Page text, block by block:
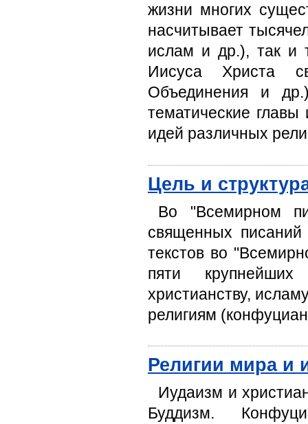
жизни многих
насчитывает
ислам и др.), так и
Иисуса Христа
Объединения и
тематические
идей различных
Цель и
Во "Всемирном
священных
текстов во
пяти
христианству,
религиям
Религии мира и
Иудаизм и
Буддизм.